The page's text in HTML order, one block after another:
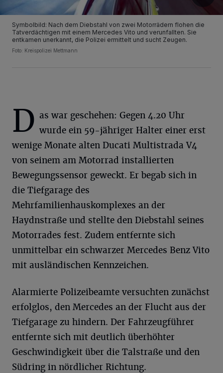
Symbolbild: Nach dem Diebstahl von zwei Motorrädern flohen die
Tatverdächtigen mit einem Mercedes Vito und verunfallten. Sie
entkamen unerkannt, die Polizei ermittelt und sucht Zeugen.
Foto: Kreispolizei Mettmann
D as war geschehen: Gegen 4.20 Uhr
wurde ein 59-jähriger Halter einer erst
wenige Monate alten Ducati Multistrada V4
von seinem am Motorrad installierten
Bewegungssensor geweckt. Er begab sich in
die Tiefgarage des
Mehrfamilienhauskomplexes an der
Haydnstraße und stellte den Diebstahl seines
Motorrades fest. Zudem entfernte sich
unmittelbar ein schwarzer Mercedes Benz Vito
mit ausländischen Kennzeichen.
Alarmierte Polizeibeamte versuchten zunächst
erfolglos, den Mercedes an der Flucht aus der
Tiefgarage zu hindern. Der Fahrzeugführer
entfernte sich mit deutlich überhöhter
Geschwindigkeit über die Talstraße und den
Südring in nördlicher Richtung.